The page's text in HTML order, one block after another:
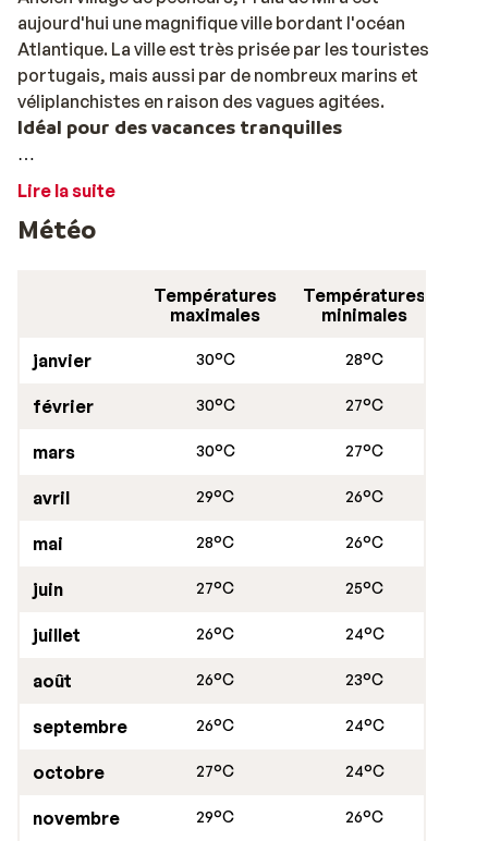
aujourd'hui une magnifique ville bordant l'océan
Atlantique. La ville est très prisée par les touristes
portugais, mais aussi par de nombreux marins et
véliplanchistes en raison des vagues agitées.
Idéal pour des vacances tranquilles
Derrière les dunes, la plage se distingue par son
chaque année le drapeau bleu. Ce drapeau est un gage
la plage dispose d'installations adéquates. Le long de la
plage, vous trouverez de nombreuses cabanes de
servaient autrefois d'habitation aux pêcheurs. Mais
Chaque jour, des bateaux accostent pour
approvisionner les restaurants en poissons frais. La
nombreux cafés. Sans mentionner les restaurants
de commander l'Arroz de Marisco .... Un pur délice !
Derrière les dunes, vous trouverez de majestueuses
forêts de pins ainsi qu'une grande lagune d'eau douce
appelée Barrinha. Ici, profitez d'une balade à vélo et
installez-vous près du lac pour un bain de soleil mérité !
Lire la suite
Météo
Températures
maximales
Températures
minimales
janvier 30°C 28°C
février 30°C 27°C
mars 30°C 27°C
avril 29°C 26°C
mai 28°C 26°C
juin 27°C 25°C
juillet 26°C 24°C
août 26°C 23°C
septembre 26°C 24°C
octobre 27°C 24°C
novembre 29°C 26°C